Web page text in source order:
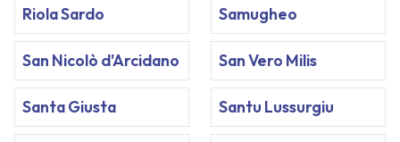
Riola Sardo Samugheo
San Nicolò d'Arcidano San Vero Milis
Santa Giusta Santu Lussurgiu